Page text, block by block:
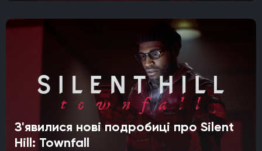
З'явилися нові подробиці про Silent
Hill: Townfall